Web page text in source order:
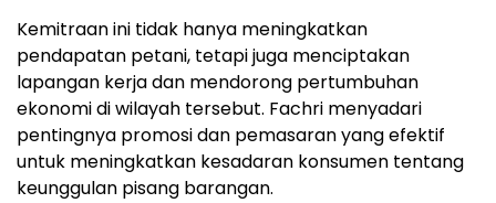
Kemitraan ini tidak hanya meningkatkan
pendapatan petani, tetapi juga menciptakan
lapangan kerja dan mendorong pertumbuhan
ekonomi di wilayah tersebut. Fachri menyadari
pentingnya promosi dan pemasaran yang efektif
untuk meningkatkan kesadaran konsumen tentang
keunggulan pisang barangan.